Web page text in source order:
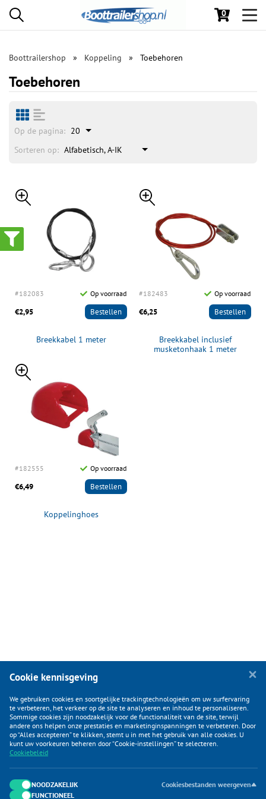
0
Boottrailershop Koppeling Toebehoren
Toebehoren
Op de pagina: 20
Sorteren op: Alfabetisch, A-IK
#182083 Op voorraad
€2,95 Bestellen
Breekkabel 1 meter
#182483 Op voorraad
€6,25 Bestellen
Breekkabel inclusief
musketonhaak 1 meter
#182555 Op voorraad
€6,49 Bestellen
Koppelinghoes
KLANTENSERVICE
CATEGORIEËN
DUIJVELAAR E-COMMERCE
Cookie kennisgeving
We gebruiken cookies en soortgelijke trackingtechnologieën om uw surfervaring
te verbeteren, het verkeer op de site te analyseren en inhoud te personaliseren.
Sommige cookies zijn noodzakelijk voor de functionaliteit van de site, terwijl
andere ons helpen onze prestaties en marketinginspanningen te verbeteren. Door
op “Alles accepteren” te klikken, stemt u in met het gebruik van alle cookies. U
kunt uw voorkeuren beheren door “Cookie-instellingen” te selecteren.
Cookiebeleid
NOODZAKELIJK
Cookiesbestanden weergeven
FUNCTIONEEL